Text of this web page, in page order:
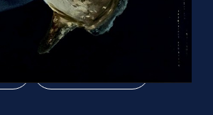
2023 г